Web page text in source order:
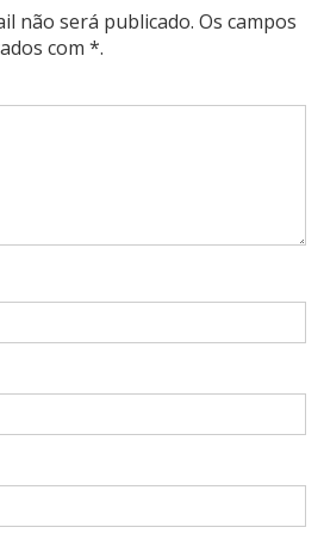
não será publicado. Os campos
com *.